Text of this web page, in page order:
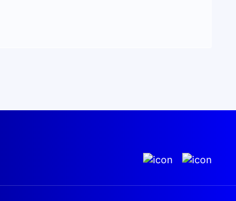
до кожного клієнта. А з